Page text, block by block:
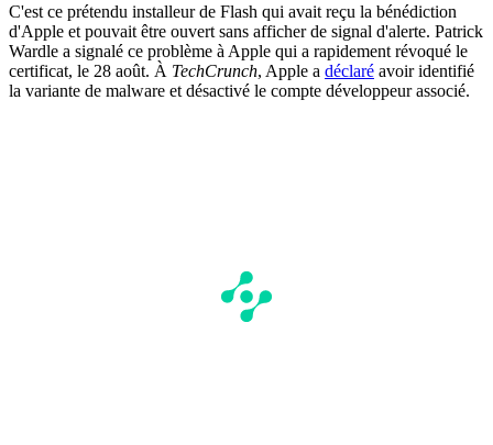
C'est ce prétendu installeur de Flash qui avait reçu la bénédiction
d'Apple et pouvait être ouvert sans afficher de signal d'alerte. Patrick
Wardle a signalé ce problème à Apple qui a rapidement révoqué le
certificat, le 28 août. À TechCrunch, Apple a déclaré avoir identifié
la variante de malware et désactivé le compte développeur associé.